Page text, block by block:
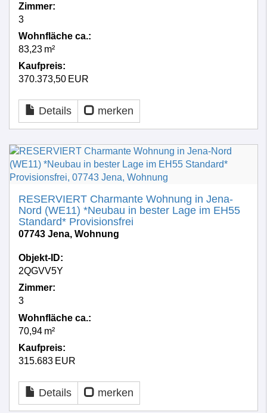
Zimmer:
3
Wohnfläche ca.:
83,23 m²
Kaufpreis:
370.373,50 EUR
Details merken
RESERVIERT Charmante Wohnung in Jena-
Nord (WE11) *Neubau in bester Lage im EH55
Standard* Provisionsfrei
07743 Jena, Wohnung
Objekt-ID:
2QGVV5Y
Zimmer:
3
Wohnfläche ca.:
70,94 m²
Kaufpreis:
315.683 EUR
Details merken